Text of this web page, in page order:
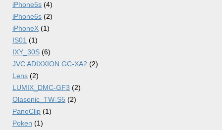
iPhone5s (4)
iPhone6s (2)
iPhoneX (1)
IS01 (1)
IXY_30S (6)
JVC ADIXXION GC-XA2 (2)
Lens (2)
LUMIX_DMC-GF3 (2)
Olasonic_TW-S5 (2)
PanoClip (1)
Poken (1)